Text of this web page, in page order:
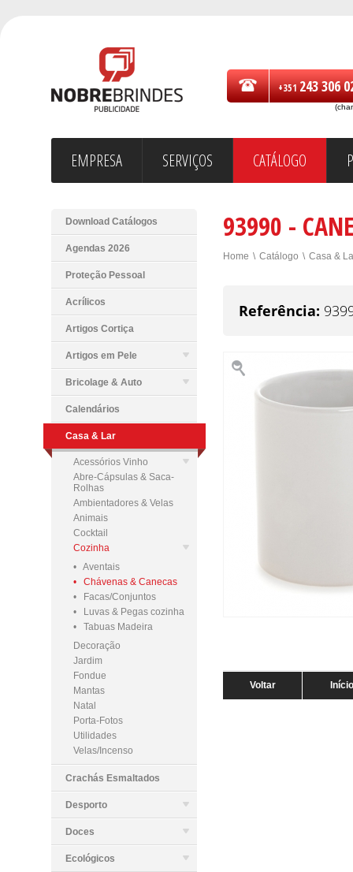
+351243 306
EMPRESA SERVIÇOS CATÁLOGO
Download Catálogos
Agendas 2026
Proteção Pessoal
Acrílicos
Artigos Cortiça
Artigos em Pele
Bricolage & Auto
Calendários
Casa & Lar
Acessórios Vinho
Abre-Cápsulas & Saca-
Rolhas
Ambientadores & Velas
Animais
Cocktail
Cozinha
• Aventais
• Chávenas & Canecas
• Facas/Conjuntos
• Luvas & Pegas cozinha
• Tabuas Madeira
Decoração
Jardim
Fondue
Mantas
Natal
Porta-Fotos
Utilidades
Velas/Incenso
Crachás Esmaltados
Desporto
Doces
Ecológicos
93990 -
Home \ Catálogo \ Casa &
Referência:
Voltar Início